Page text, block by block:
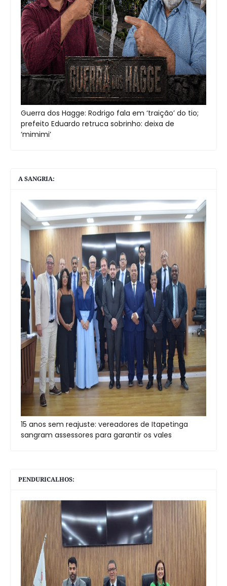
Guerra dos Hagge: Rodrigo fala em ‘traição’ do tio;
prefeito Eduardo retruca sobrinho: deixa de
‘mimimi’
A SANGRIA:
15 anos sem reajuste: vereadores de Itapetinga
sangram assessores para garantir os vales
PENDURICALHOS: